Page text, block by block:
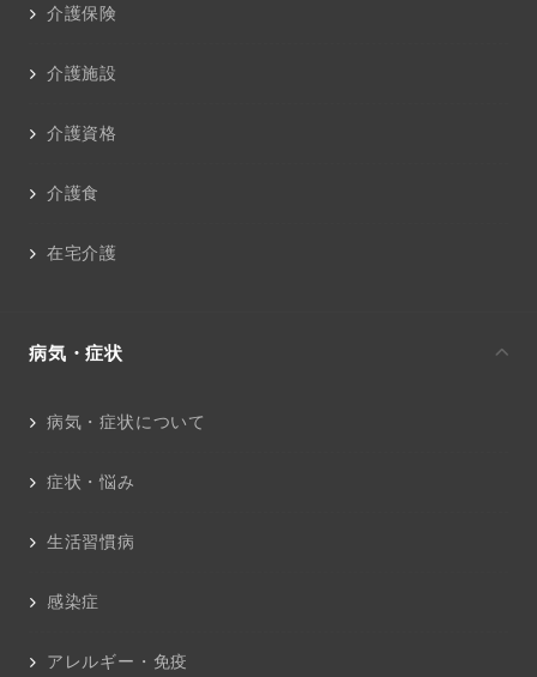
介護保険
介護施設
介護資格
介護食
在宅介護
病気・症状
病気・症状について
症状・悩み
生活習慣病
感染症
アレルギー・免疫